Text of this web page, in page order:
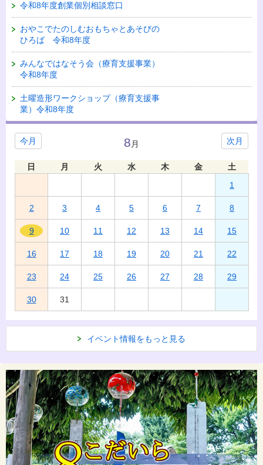
令和8年度創業個別相談窓口
おやこでたのしむおもちゃとあそびの
ひろば 令和8年度
みんなではなそう会（療育支援事業）
令和8年度
土曜造形ワークショップ（療育支援事
業）令和8年度
今月 次月
8月
日 月 火 水 木 金
土
1
2 3 4 5 6 7 8
9 10 11 12 13 14 15
16 17 18 19 20 21 22
23 24 25 26 27 28 29
30 31
イベント情報をもっと見る